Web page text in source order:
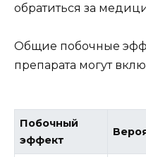
обратиться за
Общие побочные
препарата могут
Побочный
эффект